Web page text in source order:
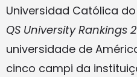
Universidad Católica
QS University Rankings
universidade de
cinco campi da